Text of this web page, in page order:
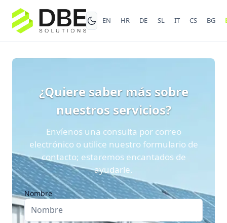
EN HR DE SL IT CS BG
¿Quiere saber más sobre
nuestros servicios?
Envíenos una consulta por correo
electrónico o utilice nuestro formulario de
contacto; estaremos encantados de
ayudarle.
Nombre